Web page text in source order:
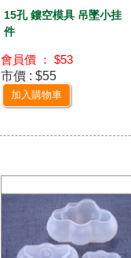
15孔 鏤空模具 吊墜小挂
件
會員價 ： $53
市價 : $55
加入購物車